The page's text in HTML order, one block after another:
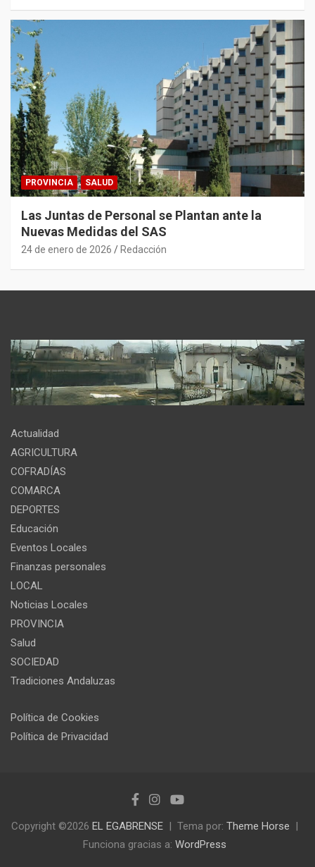
PROVINCIA SALUD
Las Juntas de Personal se Plantan ante la
Nuevas Medidas del SAS
24 de enero de 2026 Redacción
Actualidad
AGRICULTURA
COFRADÍAS
COMARCA
DEPORTES
Educación
Eventos Locales
Finanzas personales
LOCAL
Noticias Locales
PROVINCIA
Salud
SOCIEDAD
Tradiciones Andaluzas
Política de Cookies
Política de Privacidad
Copyright ©2026 EL EGABRENSE Tema por: Theme Horse
Funciona gracias a: WordPress